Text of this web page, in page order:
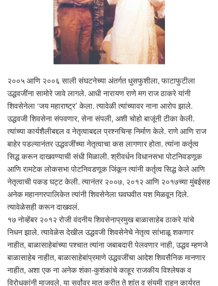
२००५ आणि २००६ साली संघटनेच्या अंतर्गत धुसफुशीला, फाटाफुटीला
उद्धवजींना सामोरे जावे लागले. आधी नारायण राणे मग राज ठाकरे यांनी
शिवसेनेला ‘जय महाराष्ट्र’ केला. त्यावेळी त्यांच्यावर नाना आरोप झाले.
उद्धवजी शिवसेना संपवणार, सेना संपली, अशी चोहो बाजूंनी टीका केली.
त्यांच्या कार्यशैलीबद्दल व नेतृत्वाबद्दल प्रश्नचिन्ह निर्माण केले. राणे आणि राज
बाहेर पडल्यानंतर उद्धवजींच्या नेतृत्वाचा कस लागणार होता. त्यांना कर्तृत्व
सिद्ध करून दाखवण्याची संधी मिळाली. श्रीवर्धन विधानसभा पोटनिवडणूक
आणि रामटेक लोकसभा पोटनिवडणूक जिंकून त्यांनी कर्तृत्व सिद्ध केले आणि
नेतृत्वाची पकड घट्ट केली. त्यानंतर २००७, २०१२ आणि २०१७च्या मुंबईसह
अनेक महानगरपालिकेत त्यांनी शिवसेनेला घवघवीत यश मिळवून दिले.
त्यावेळेसही करून दाखवलं.
१७ नोव्हेंबर २०१२ रोजी वंदनीय शिवसेनाप्रमुख बाळासाहेब ठाकरे यांचे
निधन झाले. त्यावेळेस देखील उद्धवजी शिवसेनेचे नेतृत्व सांभाळू शकणार
नाहीत, बाळासाहेबांच्या पश्चात त्यांना जबाबदारी पेलवणार नाही, उद्धव म्हणजे
बाळासाहेब नाहीत, बाळासाहेबांप्रमाणे उद्धवजींचा आदेश शिवसैनिक मानणार
नाहीत, अशा एक ना अनेक शंका-कुशंकांचे काहूर राजकीय विश्लेषक व
विरोधकांनी माजवले. या सर्वांवर मात करीत ते शांत व संयमी राहून कार्यरत